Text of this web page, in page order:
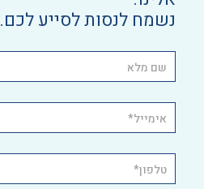
נשמח לנסות לסייע לכם.